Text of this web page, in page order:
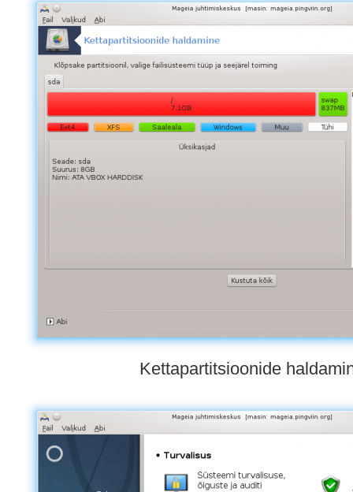
Kettapartitsioonide